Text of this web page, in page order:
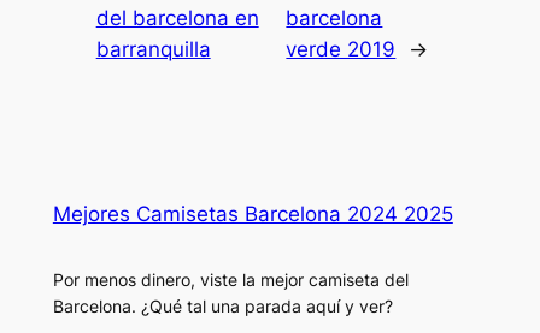
del barcelona en
barranquilla
barcelona
verde 2019
→
Mejores Camisetas Barcelona 2024 2025
Por menos dinero, viste la mejor camiseta del
Barcelona. ¿Qué tal una parada aquí y ver?